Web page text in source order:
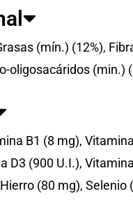
(mín.) (12%),
oligosacáridos (min.)
B1 (8 mg),
D3 (900 U.I.),
(80 mg),